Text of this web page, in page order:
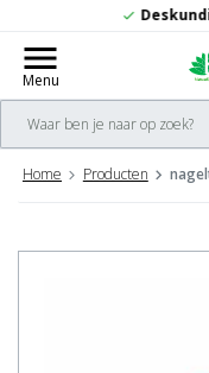
menu
Menu
Home Producten